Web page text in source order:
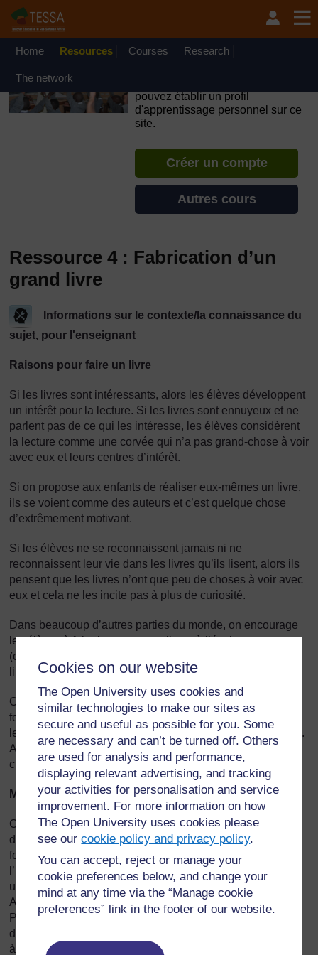
Cookies on our website
The Open University uses cookies and
similar technologies to make our sites as
secure and useful as possible for you. Some
are necessary and can’t be turned off. Others
are used for analysis and performance,
displaying relevant advertising, and tracking
your activities for personalisation and service
improvement. For more information on how
The Open University uses cookies please
see ourcookie policy and privacy policy.
You can accept, reject or manage your
cookie preferences below, and change your
mind at any time via the “Manage cookie
preferences” link in the footer of our website.
Passer au contenu principal
OpenLearn Create will be unavailable on Wednesday 12
August 2026 from 8am to 10.30am (GMT) due to routine
Home Resources Courses Research
The network
pouvez établir un profil
d'apprentissage personnel sur ce
site.
Créer un compte
Autres cours
Ressource 4 : Fabrication d’un
grand livre
Informations sur le contexte/la connaissance du
sujet, pour l'enseignant
Raisons pour faire un livre
Si les livres sont intéressants, alors les élèves développent
un intérêt pour la lecture. Si les livres sont ennuyeux et ne
parlent pas de ce qui les intéresse, les élèves considèrent
la lecture comme une corvée qui n’a pas grand-chose à voir
avec eux et leurs centres d’intérêt.
Si on propose aux enfants de réaliser eux-mêmes un livre,
ils se voient comme des auteurs et c’est quelque chose
d’extrêmement motivant.
Si les élèves ne se reconnaissent jamais ni ne
reconnaissent leur vie dans les livres qu’ils lisent, alors ils
pensent que les livres n’ont que peu de choses à voir avec
eux et cela ne les incite pas à plus de curiosité.
Dans beaucoup d’autres parties du monde, on encourage
les élèves à faire leurs propres livres à l’école
(collectivement ou individuellement). Ces élèves adorent
lire et maîtrisent parfaitement la lecture.
On a également tendance à réaliser des livres de grand
format pour les premières étapes de l’apprentissage de la
lecture afin que la lecture puisse être une activité partagée.
Avec un livre grand format, un enseignant peut aider la
classe entière à devenir des lecteurs assidus.
Merci pour le verre d’eau.
Ce livre retrace à l’envers l’histoire d’un enfant à qui l’on
donne un verre d’eau. L’histoire remonte jusqu’au
fournisseur originel – le soleil. Vous pouvez adapter
l’histoire selon l’endroit où vous êtes, comme un village ou
une ville et faire votre propre livre avec vos élèves.
Assurez-vous de la participation de tous les élèves.
Préparez chaque page et répartissez les pages entre les
différents groupes. Vos élèves pourront montrer leur travail
à d’autres élèves de l’école.